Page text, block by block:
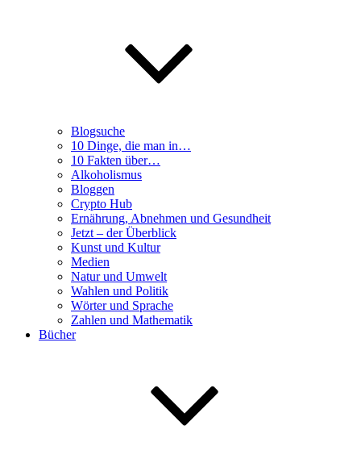
Blogsuche
10 Dinge, die man in…
10 Fakten über…
Alkoholismus
Bloggen
Crypto Hub
Ernährung, Abnehmen und Gesundheit
Jetzt – der Überblick
Kunst und Kultur
Medien
Natur und Umwelt
Wahlen und Politik
Wörter und Sprache
Zahlen und Mathematik
Bücher